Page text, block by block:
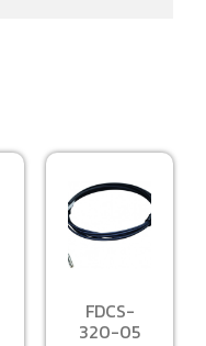
FDCS-
320-05